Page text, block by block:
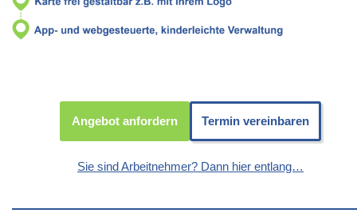
Angebot anfordern Termin vereinbaren
Sie sind Arbeitnehmer? Dann hier entlang…